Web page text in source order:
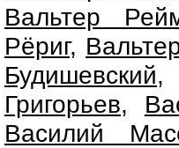
Вальтер
Рёриг,
Будишевский
Григорьев,
Василий